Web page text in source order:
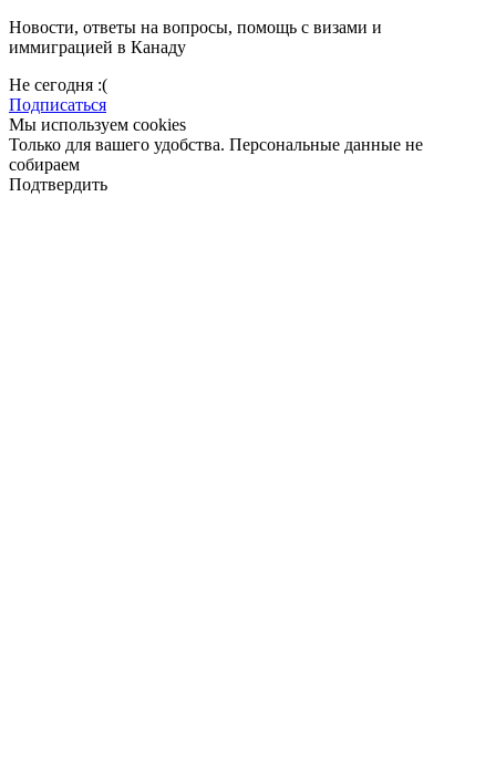
Новости, ответы на вопросы, помощь с визами и
иммиграцией в Канаду
Не сегодня :(
Подписаться
Мы используем cookies
Только для вашего удобства. Персональные данные не
собираем
Подтвердить